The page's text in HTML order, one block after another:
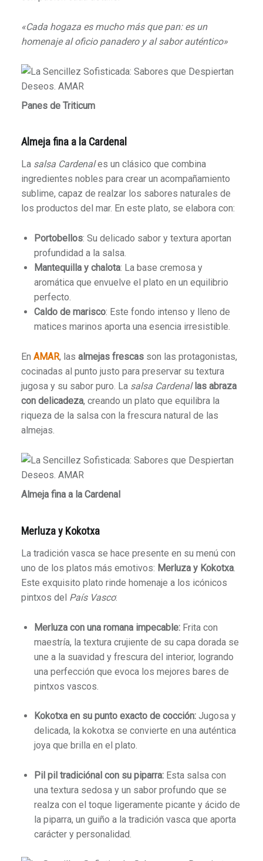
«Cada hogaza es mucho más que pan: es un
homenaje al oficio panadero y al sabor auténtico»
Panes de Triticum
Almeja fina a la Cardenal
La salsa Cardenales un clásico que combina
ingredientes nobles para crear un acompañamiento
sublime, capaz de realzar los sabores naturales de
los productos del mar. En este plato, se elabora con:
Portobellos: Su delicado sabor y textura aportan
profundidad a la salsa.
Mantequilla y chalota: La base cremosa y
aromática que envuelve el plato en un equilibrio
perfecto.
Caldo de marisco: Este fondo intenso y lleno de
matices marinos aporta una esencia irresistible.
En AMAR, las almejas frescasson las protagonistas,
cocinadas al punto justo para preservar su textura
jugosa y su sabor puro. La salsa Cardenallas abraza
con delicadeza, creando un plato que equilibra la
riqueza de la salsa con la frescura natural de las
almejas.
Almeja fina a la Cardenal
Merluza y Kokotxa
La tradición vasca se hace presente en su menú con
uno de los platos más emotivos: Merluza y Kokotxa.
Este exquisito plato rinde homenaje a los icónicos
pintxos del País Vasco:
Merluza con una romana impecable:Frita con
maestría, la textura crujiente de su capa dorada se
une a la suavidad y frescura del interior, logrando
una perfección que evoca los mejores bares de
pintxos vascos.
Kokotxa en su punto exacto de cocción:Jugosa y
delicada, la kokotxa se convierte en una auténtica
joya que brilla en el plato.
Pil pil tradiciónal con su piparra: Esta salsa con
una textura sedosa y un sabor profundo que se
realza con el toque ligeramente picante y ácido de
la piparra, un guiño a la tradición vasca que aporta
carácter y personalidad.